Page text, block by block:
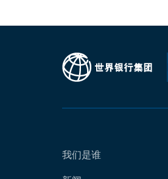
我们是谁